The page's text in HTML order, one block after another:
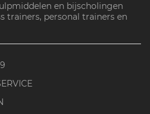
en bijscholingen
trainers, personal trainers en